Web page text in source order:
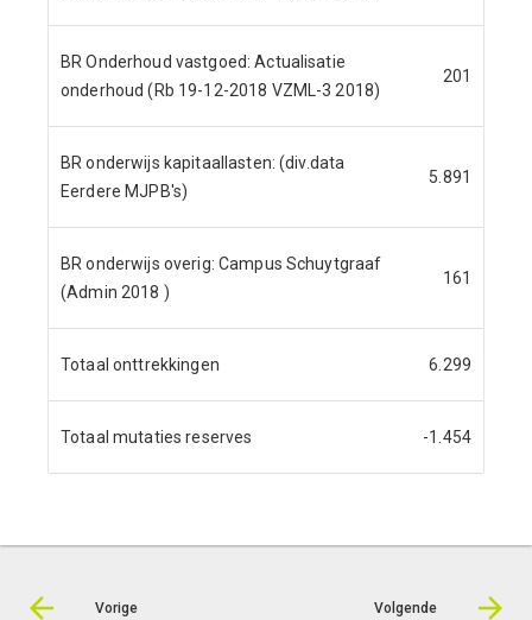
BR Onderhoud vastgoed: Actualisatie
onderhoud (Rb 19-12-2018 VZML-3 2018)
201
BR onderwijs kapitaallasten: (div.data
Eerdere MJPB's)
5.891
BR onderwijs overig: Campus Schuytgraaf
(Admin 2018 )
161
Totaal onttrekkingen 6.299
Totaal mutaties reserves -1.454
Vorige Volgende